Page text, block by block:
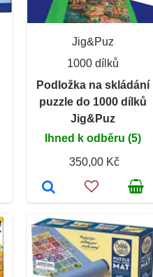
Jig&Puz
1000 dílků
Podložka na skládání
puzzle do 1000 dílků
Jig&Puz
Ihned k odběru (5)
350,00 Kč